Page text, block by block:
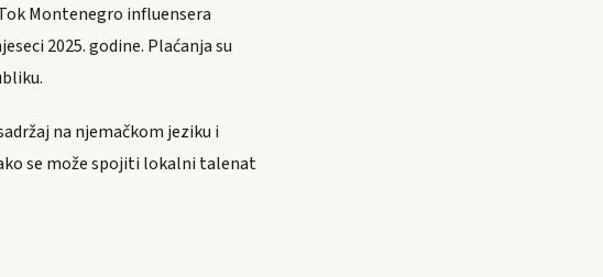
Montenegro influensera
2025. godine. Plaćanja su
na njemačkom jeziku i
se može spojiti lokalni talenat